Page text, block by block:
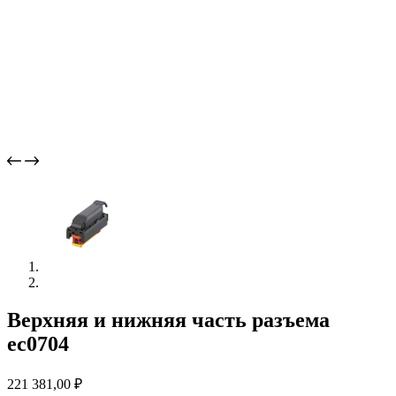
Верхняя и нижняя часть разъема
ec0704
221 381,00 ₽